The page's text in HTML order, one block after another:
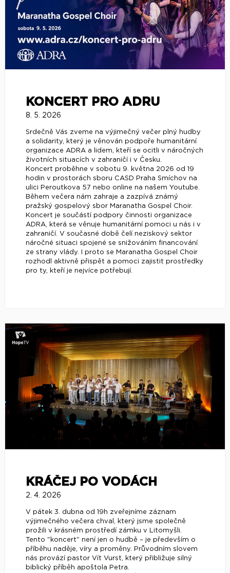
KONCERT PRO ADRU
8. 5. 2026
Srdečně Vás zveme na výjimečný večer plný hudby
a solidarity, který je věnován podpoře humanitární
organizace ADRA a lidem, kteří se ocitli v náročných
životních situacích v zahraničí i v Česku.
Koncert proběhne v sobotu 9. května 2026 od 19
hodin v prostorách sboru CASD Praha Smíchov na
ulici Peroutkova 57 nebo online na našem Youtube.
Během večera nám zahraje a zazpívá známý
pražský gospelový sbor Maranatha Gospel Choir.
Koncert je součástí podpory činnosti organizace
ADRA, která se věnuje humanitární pomoci u nás i v
zahraničí. V současné době čelí neziskový sektor
náročné situaci spojené se snižováním financování
ze strany vlády. I proto se Maranatha Gospel Choir
rozhodl aktivně přispět a pomoci zajistit prostředky
pro ty, kteří je nejvíce potřebují.
KRÁČEJ PO VODÁCH
2. 4. 2026
V pátek 3. dubna od 19h zveřejníme záznam
výjimečného večera chval, který jsme společně
prožili v krásném prostředí zámku v Litomyšli.
Tento "koncert" není jen o hudbě – je především o
příběhu naděje, víry a proměny. Průvodním slovem
nás provází pastor Vít Vurst, který přibližuje silný
biblický příběh apoštola Petra.